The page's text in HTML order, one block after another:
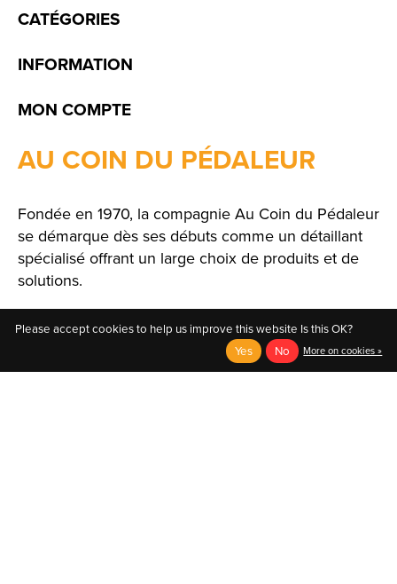
CATÉGORIES
INFORMATION
MON COMPTE
AU COIN DU PÉDALEUR
Fondée en 1970, la compagnie Au Coin du Pédaleur
se démarque dès ses débuts comme un détaillant
spécialisé offrant un large choix de produits et de
solutions.
Please accept cookies to help us improve this website Is this OK?
Yes
No More on cookies »